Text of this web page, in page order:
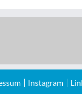
Instagram